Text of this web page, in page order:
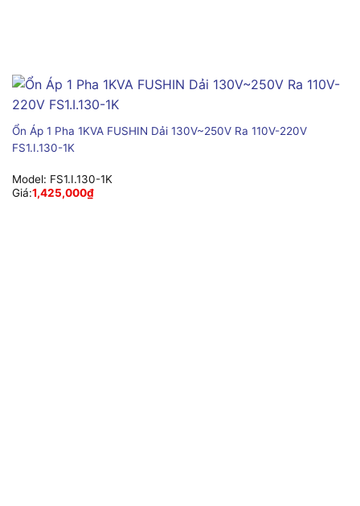
Ổn Áp 1 Pha 1KVA FUSHIN Dải 130V~250V Ra 110V-220V
FS1.I.130-1K
Model: FS1.I.130-1K
Giá:1,425,000₫